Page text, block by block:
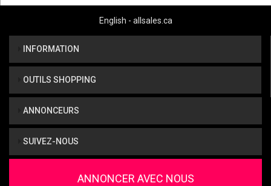
English - allsales.ca
INFORMATION
OUTILS SHOPPING
ANNONCEURS
SUIVEZ-NOUS
ANNONCER AVEC NOUS